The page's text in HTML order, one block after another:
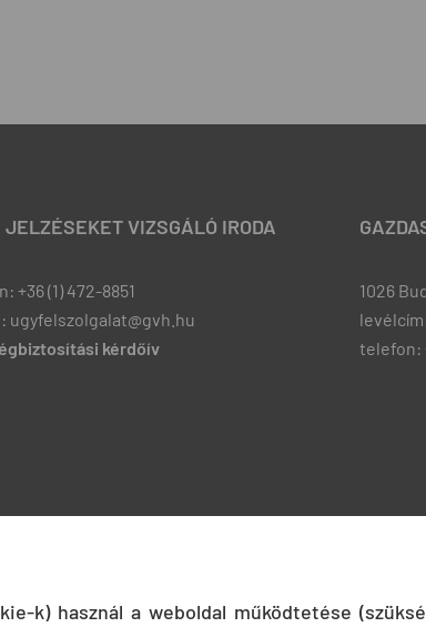
JELZÉSEKET VIZSGÁLÓ IRODA
+36 (1) 472-8851
ugyfelszolgalat@gvh.hu
kérdőív
1026
telefon:
k) használ a weboldal működtetése